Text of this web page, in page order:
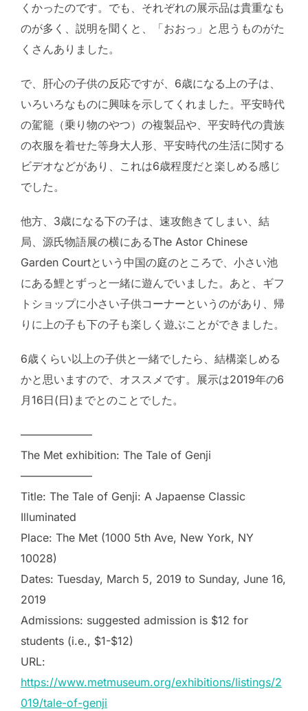
くかったのです。でも、それぞれの展示品は貴重なも
のが多く、説明を聞くと、「おおっ」と思うものがた
くさんありました。
で、肝心の子供の反応ですが、6歳になる上の子は、
いろいろなものに興味を示してくれました。平安時代
の駕籠（乗り物のやつ）の複製品や、平安時代の貴族
の衣服を着せた等身大人形、平安時代の生活に関する
ビデオなどがあり、これは6歳程度だと楽しめる感じ
でした。
他方、3歳になる下の子は、速攻飽きてしまい、結
局、源氏物語展の横にあるThe Astor Chinese
Garden Courtという中国の庭のところで、小さい池
にある鯉とずっと一緒に遊んでいました。あと、ギフ
トショップに小さい子供コーナーというのがあり、帰
りに上の子も下の子も楽しく遊ぶことができました。
6歳くらい以上の子供と一緒でしたら、結構楽しめる
かと思いますので、オススメです。展示は2019年の6
月16日(日)までとのことでした。
——————–
The Met exhibition: The Tale of Genji
——————–
Title: The Tale of Genji: A Japaense Classic
Illuminated
Place: The Met (1000 5th Ave, New York, NY
10028)
Dates: Tuesday, March 5, 2019 to Sunday, June 16,
2019
Admissions: suggested admission is $12 for
students (i.e., $1-$12)
URL:
https://www.metmuseum.org/exhibitions/listings/2
019/tale-of-genji